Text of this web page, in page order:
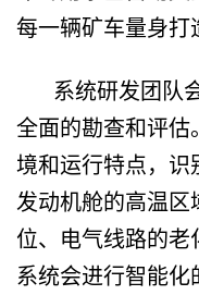
每一辆矿车量身打
系统研发团队
全面的勘查和评
境和运行特点，
发动机舱的高温
位、电气线路的老
系统会进行智能